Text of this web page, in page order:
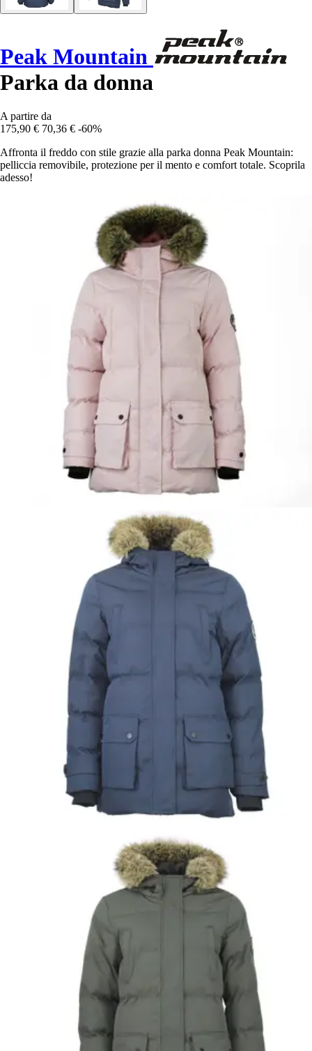
Peak Mountain
Parka da donna
A partire da
175,90 € 70,36 € -60%
Affronta il freddo con stile grazie alla parka donna Peak Mountain:
pelliccia removibile, protezione per il mento e comfort totale. Scoprila
adesso!